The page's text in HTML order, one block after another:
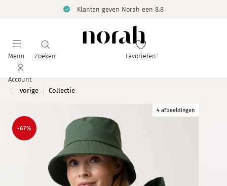
Klanten geven Norah een 8.8
Menu Zoeken Favorieten
Account
vorige
Collectie
4 afbeeldingen
-67%